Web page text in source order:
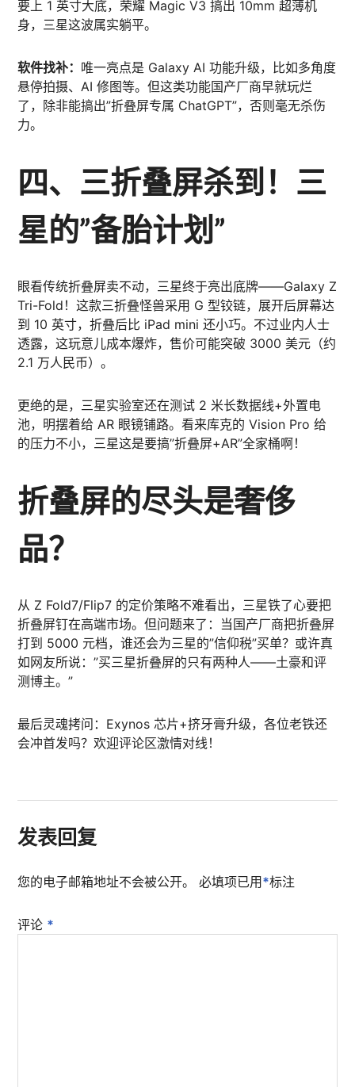
要上 1 英寸大底，荣耀 Magic V3 搞出 10mm 超薄机
身，三星这波属实躺平。
软件找补： 唯一亮点是 Galaxy AI 功能升级，比如多角度
悬停拍摄、AI 修图等。但这类功能国产厂商早就玩烂
了，除非能搞出”折叠屏专属 ChatGPT”，否则毫无杀伤
力。
四、三折叠屏杀到！三
星的”备胎计划”
眼看传统折叠屏卖不动，三星终于亮出底牌——Galaxy Z
Tri-Fold！这款三折叠怪兽采用 G 型铰链，展开后屏幕达
到 10 英寸，折叠后比 iPad mini 还小巧。不过业内人士
透露，这玩意儿成本爆炸，售价可能突破 3000 美元（约
2.1 万人民币）。
更绝的是，三星实验室还在测试 2 米长数据线+外置电
池，明摆着给 AR 眼镜铺路。看来库克的 Vision Pro 给
的压力不小，三星这是要搞”折叠屏+AR”全家桶啊！
折叠屏的尽头是奢侈
品？
从 Z Fold7/Flip7 的定价策略不难看出，三星铁了心要把
折叠屏钉在高端市场。但问题来了：当国产厂商把折叠屏
打到 5000 元档，谁还会为三星的”信仰税”买单？或许真
如网友所说：”买三星折叠屏的只有两种人——土豪和评
测博主。”
最后灵魂拷问：Exynos 芯片+挤牙膏升级，各位老铁还
会冲首发吗？欢迎评论区激情对线！
发表回复
您的电子邮箱地址不会被公开。 必填项已用*标注
评论 *